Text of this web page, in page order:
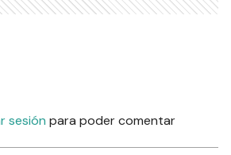
sesión para poder comentar